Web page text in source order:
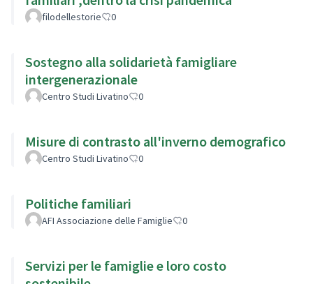
filodellestorie 0
Sostegno alla solidarietà famigliare
intergenerazionale
Centro Studi Livatino 0
Misure di contrasto all'inverno demografico
Centro Studi Livatino 0
Politiche familiari
AFI Associazione delle Famiglie 0
Servizi per le famiglie e loro costo